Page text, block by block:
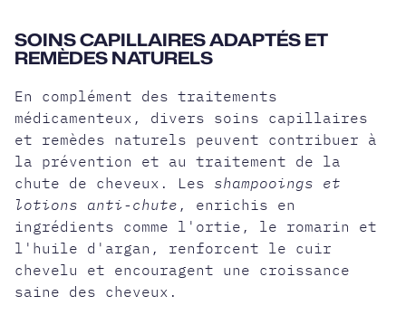
SOINS CAPILLAIRES ADAPTÉS ET
REMÈDES NATURELS
En complément des traitements
médicamenteux, divers soins capillaires
et remèdes naturels peuvent contribuer à
la prévention et au traitement de la
chute de cheveux. Les shampooings et
lotions anti-chute , enrichis en
ingrédients comme l'ortie, le romarin et
l'huile d'argan, renforcent le cuir
chevelu et encouragent une croissance
saine des cheveux.